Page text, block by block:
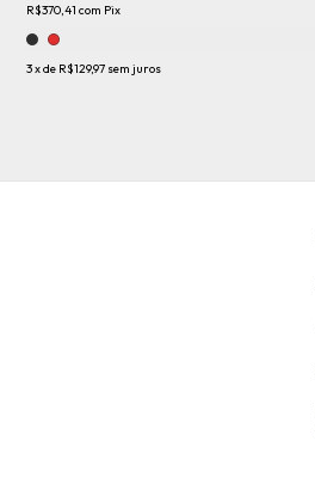
R$370,41 com Pix
3x de R$129,97 sem juros